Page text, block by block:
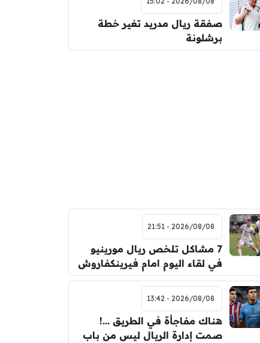
صفقة ريال مدريد تغير خطة
برشلونة
2026/08/08 - 21:51
7 مشاكل تلخص ريال مورينيو
في لقاء اليوم امام فيرينكفاروش
2026/08/08 - 13:42
هناك مفاجأة في الطريق …!
صمت إدارة الريال ليس من باب